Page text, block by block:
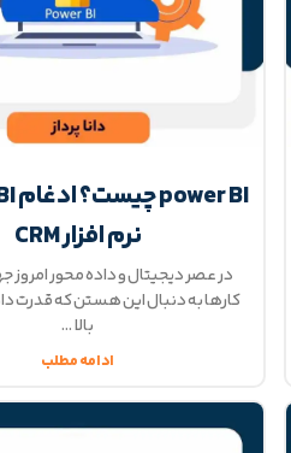
نرم افزار CRM
در عصر دیجیتال و داده محور
کارها به دنبال این هستن که قدرت
بالا
ادامه مطلب